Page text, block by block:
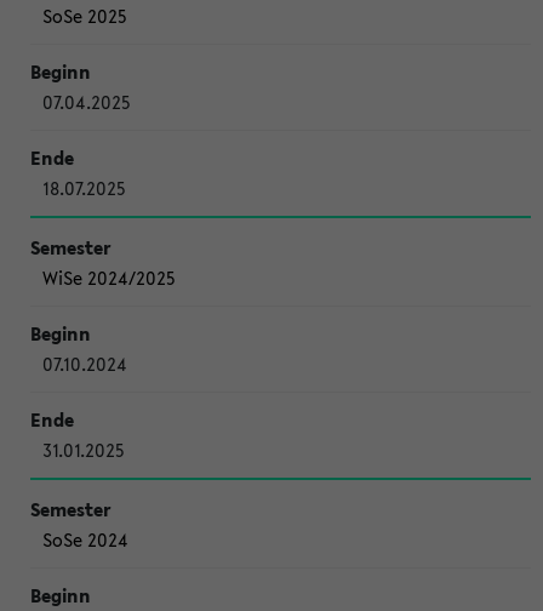
SoSe 2025
07.04.2025
18.07.2025
WiSe 2024/2025
07.10.2024
31.01.2025
SoSe 2024